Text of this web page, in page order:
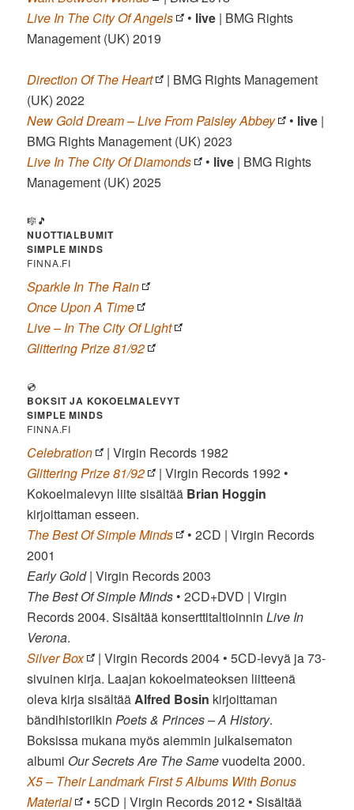
Live In The City Of Angels
• live | BMG Rights
Management (UK) 2019
Direction Of The Heart
| BMG Rights Management
(UK) 2022
New Gold Dream – Live From Paisley Abbey
• live |
BMG Rights Management (UK) 2023
Live In The City Of Diamonds
• live | BMG Rights
Management (UK) 2025
🎼🎵
NUOTTIALBUMIT
SIMPLE MINDS
FINNA.FI
Sparkle In The Rain
Once Upon A Time
Live – In The City Of Light
Glittering Prize 81/92
💿
BOKSIT JA KOKOELMALEVYT
SIMPLE MINDS
FINNA.FI
Celebration
| Virgin Records 1982
Glittering Prize 81/92
| Virgin Records 1992 •
Kokoelmalevyn liite sisältää Brian Hoggin
kirjoittaman esseen.
The Best Of Simple Minds
• 2CD | Virgin Records
2001
Early Gold| Virgin Records 2003
The Best Of Simple Minds • 2CD+DVD | Virgin
Records 2004. Sisältää konserttitaltioinninLive In
Verona.
Silver Box
| Virgin Records 2004 • 5CD-levyä ja 73-
sivuinen kirja. Laajan kokoelmateoksen liitteenä
oleva kirja sisältääAlfred Bosin kirjoittaman
bändihistoriikinPoets & Princes – A History.
Boksissa mukana myös aiemmin julkaisematon
albumi Our Secrets Are The Samevuodelta 2000.
X5 – Their Landmark First 5 Albums With Bonus
Material
• 5CD | Virgin Records 2012 • Sisältää